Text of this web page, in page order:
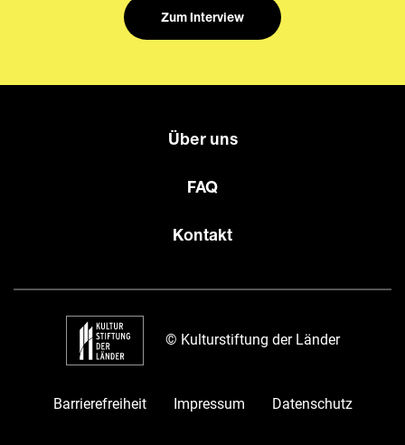
Zum Interview
Über uns
FAQ
Kontakt
© Kulturstiftung der Länder
Barrierefreiheit Impressum Datenschutz